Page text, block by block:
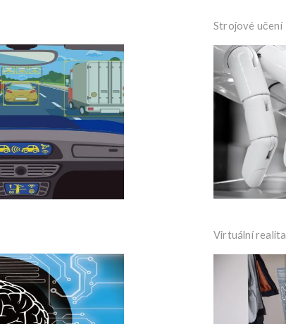
Strojové učení
Virtuální realita